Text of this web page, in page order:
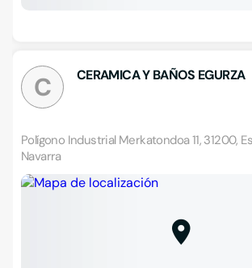
C CERAMICA Y BAÑOS EGURZA
Polígono Industrial Merkatondoa 11, 31200,
Navarra